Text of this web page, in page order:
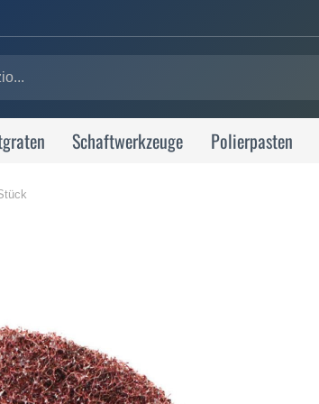
Schaftwerkzeuge Polierpasten